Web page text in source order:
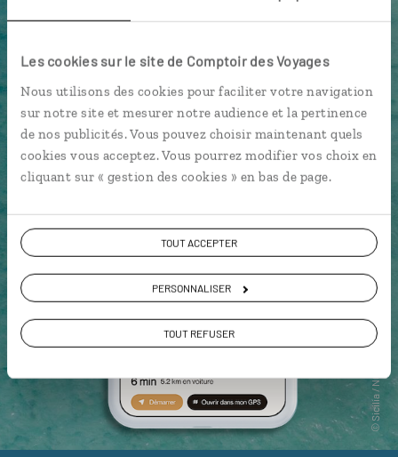
Les cookies sur le site de Comptoir des Voyages
Nous utilisons des cookies pour faciliter votre navigation
sur notre site et mesurer notre audience et la pertinence
de nos publicités. Vous pouvez choisir maintenant quels
cookies vous acceptez. Vous pourrez modifier vos choix en
cliquant sur « gestion des cookies » en bas de page.
TOUT ACCEPTER
PERSONNALISER
TOUT REFUSER